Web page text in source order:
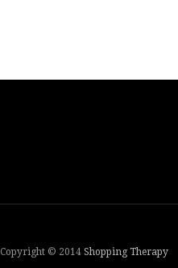
Copyright © 2014 Shopping Therapy